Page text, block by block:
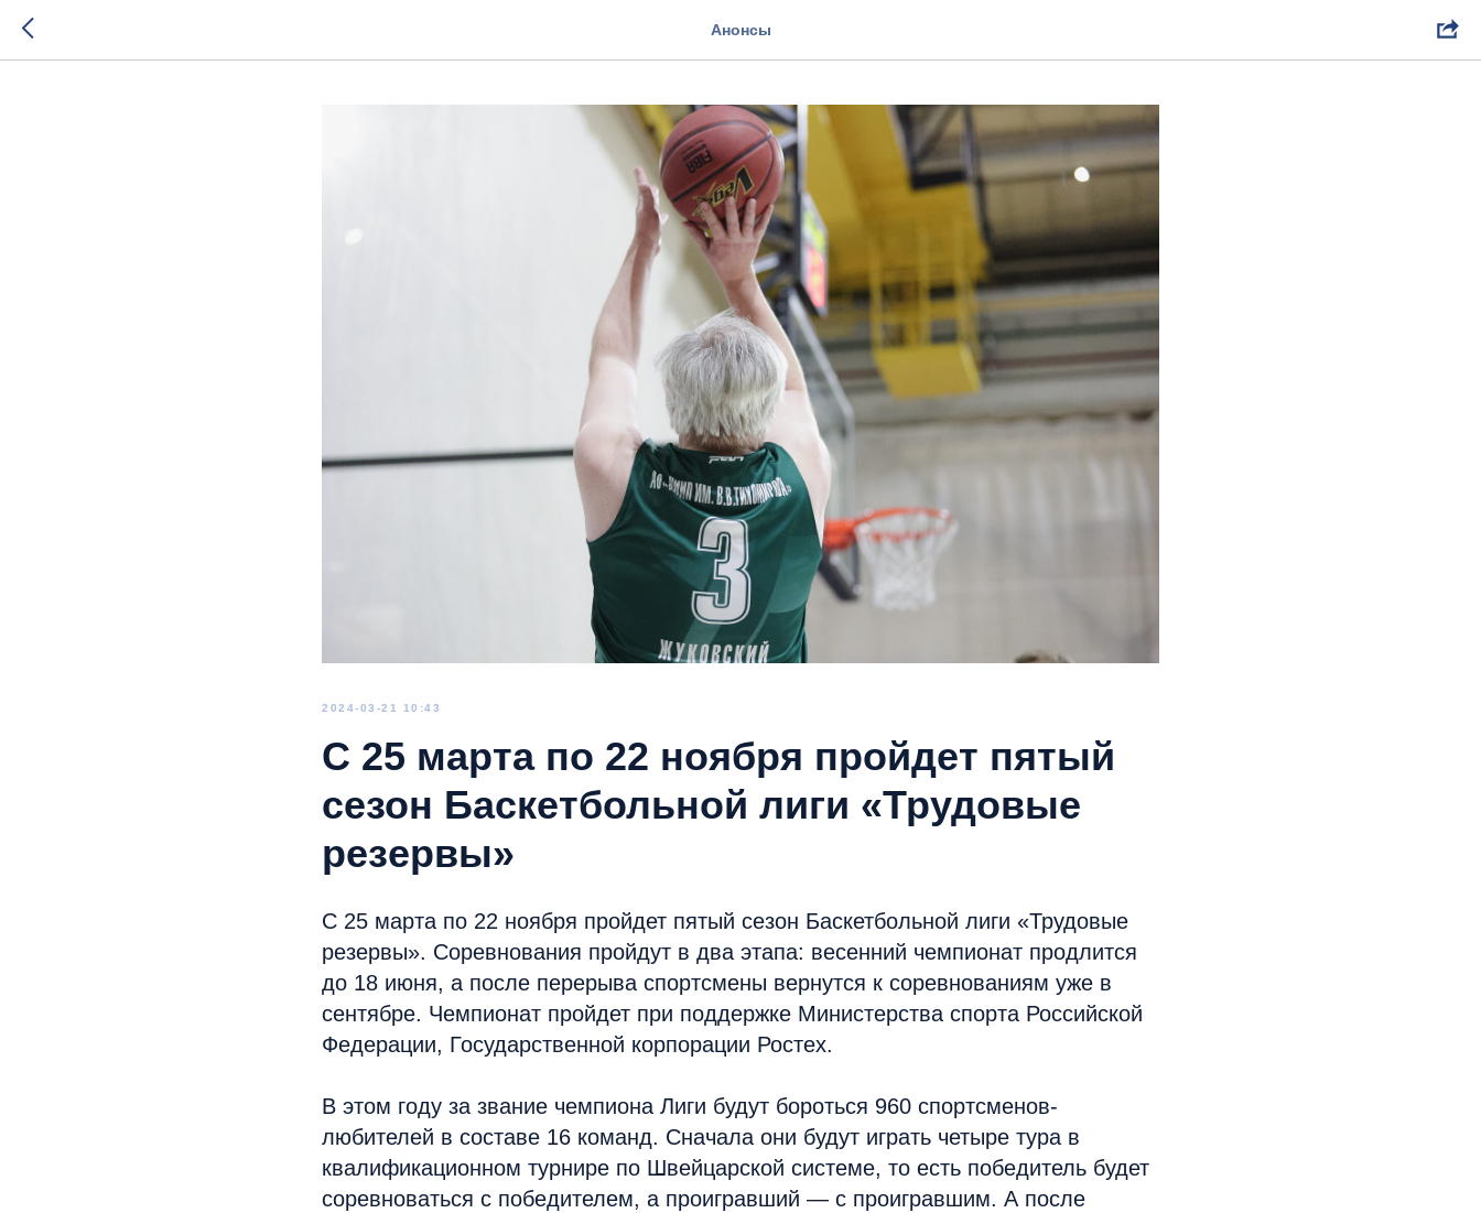
Анонсы
2024-03-21 10:43
С 25 марта по 22 ноября пройдет пятый
сезон Баскетбольной лиги «Трудовые
резервы»
С 25 марта по 22 ноября пройдет пятый сезон Баскетбольной лиги «Трудовые
резервы». Соревнования пройдут в два этапа: весенний чемпионат продлится
до 18 июня, а после перерыва спортсмены вернутся к соревнованиям уже в
сентябре. Чемпионат пройдет при поддержке Министерства спорта Российской
Федерации, Государственной корпорации Ростех.
В этом году за звание чемпиона Лиги будут бороться 960 спортсменов-
любителей в составе 16 команд. Сначала они будут играть четыре тура в
квалификационном турнире по Швейцарской системе, то есть победитель будет
соревноваться с победителем, а проигравший — с проигравшим. А после